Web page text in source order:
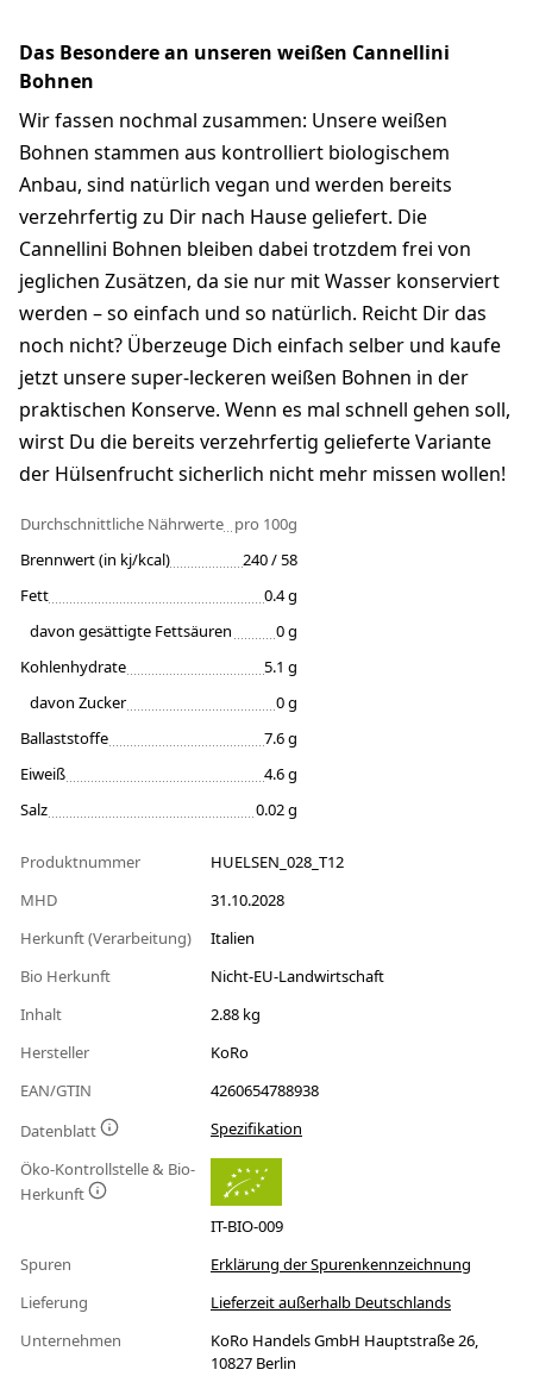
Das Besondere an unseren weißen Cannellini
Bohnen
Wir fassen nochmal zusammen: Unsere weißen
Bohnen stammen aus kontrolliert biologischem
Anbau, sind natürlich vegan und werden bereits
verzehrfertig zu Dir nach Hause geliefert. Die
Cannellini Bohnen bleiben dabei trotzdem frei von
jeglichen Zusätzen, da sie nur mit Wasser konserviert
werden – so einfach und so natürlich. Reicht Dir das
noch nicht? Überzeuge Dich einfach selber und kaufe
jetzt unsere super-leckeren weißen Bohnen in der
praktischen Konserve. Wenn es mal schnell gehen soll,
wirst Du die bereits verzehrfertig gelieferte Variante
der Hülsenfrucht sicherlich nicht mehr missen wollen!
Durchschnittliche Nährwerte pro 100g
Brennwert (in kj/kcal)
240 / 58
Fett
0.4 g
davon gesättigte Fettsäuren
0 g
Kohlenhydrate
5.1 g
davon Zucker
0 g
Ballaststoffe
7.6 g
Eiweiß
4.6 g
Salz
0.02 g
Produktnummer
HUELSEN_028_T12
MHD
31.10.2028
Herkunft (Verarbeitung)
Italien
Bio Herkunft
Nicht-EU-Landwirtschaft
Inhalt
2.88 kg
Hersteller
KoRo
EAN/GTIN
4260654788938
Datenblatt
Spezifikation
Öko-Kontrollstelle & Bio-
Herkunft
IT-BIO-009
Spuren
Erklärung der Spurenkennzeichnung
Lieferung
Lieferzeit außerhalb Deutschlands
Unternehmen
KoRo Handels GmbH Hauptstraße 26,
10827 Berlin